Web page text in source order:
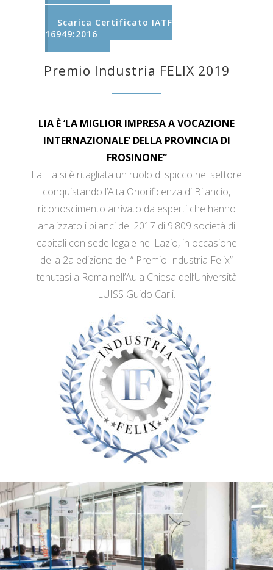
Scarica Certificato IATF
16949:2016
Premio Industria FELIX 2019
LIA È ‘LA MIGLIOR IMPRESA A VOCAZIONE
INTERNAZIONALE’ DELLA PROVINCIA DI
FROSINONE”
La Lia si è ritagliata un ruolo di spicco nel settore
conquistando l’Alta Onorificenza di Bilancio,
riconoscimento arrivato da esperti che hanno
analizzato i bilanci del 2017 di 9.809 società di
capitali con sede legale nel Lazio, in occasione
della 2a edizione del “ Premio Industria Felix”
tenutasi a Roma nell’Aula Chiesa dell’Università
LUISS Guido Carli.